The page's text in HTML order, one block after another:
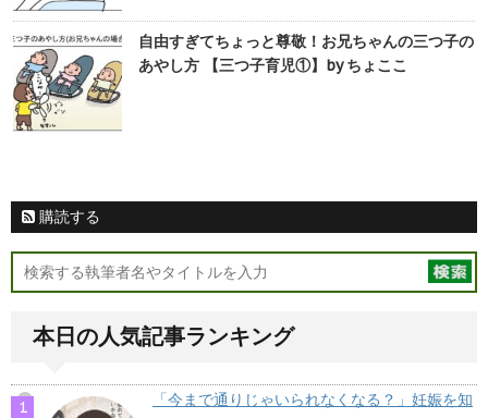
自由すぎてちょっと尊敬！お兄ちゃんの三つ子の
あやし方 【三つ子育児①】by ちょここ
購読する
本日の人気記事ランキング
「今まで通りじゃいられなくなる？」妊娠を知